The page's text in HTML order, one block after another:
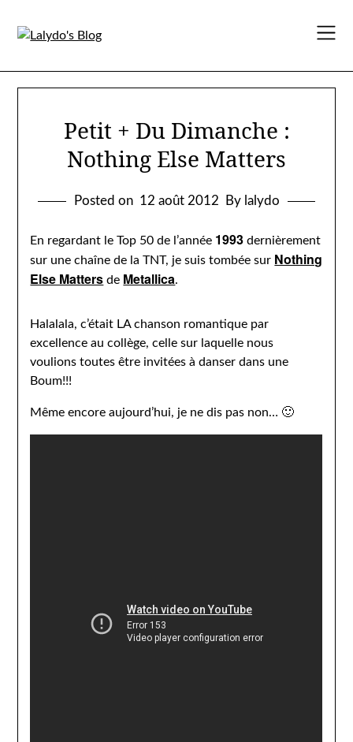
Petit + Du Dimanche :
Nothing Else Matters
Posted on 12 août 2012 By lalydo
En regardant le Top 50 de l’année 1993 dernièrement
sur une chaîne de la TNT, je suis tombée sur Nothing
Else Matters de Metallica.
Halalala, c’était LA chanson romantique par
excellence au collège, celle sur laquelle nous
voulions toutes être invitées à danser dans une
Boum!!!
Même encore aujourd’hui, je ne dis pas non… 🙂